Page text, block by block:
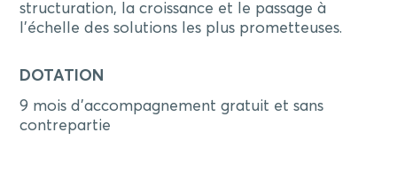
structuration, la croissance et le passage à
l'échelle des solutions les plus prometteuses.
DOTATION
9 mois d'accompagnement gratuit et sans
contrepartie